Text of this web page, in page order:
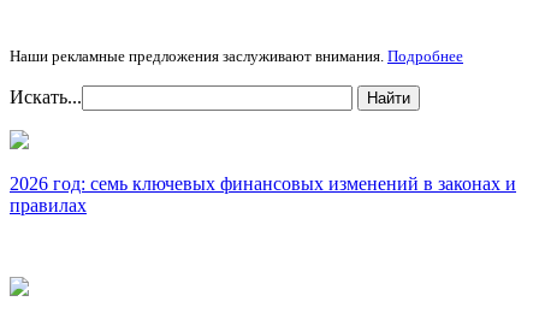
Наши рекламные предложения заслуживают внимания. Подробнее
Искать... Найти
2026 год: семь ключевых финансовых изменений в законах и
правилах